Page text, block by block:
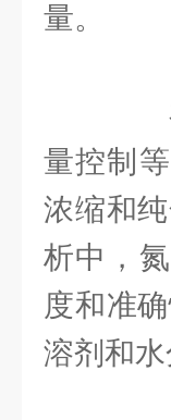
量。
在
量控制
浓缩和
析中，
度和准
溶剂和